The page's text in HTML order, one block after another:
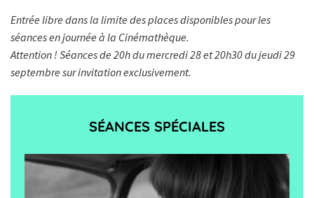
Entrée libre dans la limite des places disponibles pour les
séances en journée à la Cinémathèque.
Attention ! Séances de 20h du mercredi 28 et 20h30 du jeudi 29
septembre sur invitation exclusivement.
SÉANCES SPÉCIALES